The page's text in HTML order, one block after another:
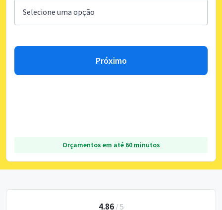
Próximo
Orçamentos em até 60 minutos
4.86/ 5